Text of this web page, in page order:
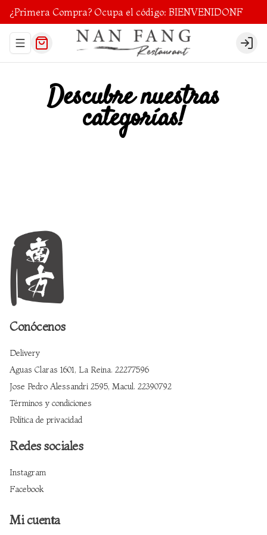
¿Primera Compra? Ocupa el código: BIENVENIDONF
Abrir menu de navegación Login
Descubre nuestras
categorías!
Colaciones
Conócenos
Delivery
Aguas Claras 1601, La Reina. 22277596
Jose Pedro Alessandri 2595, Macul. 22390792
Términos y condiciones
Política de privacidad
Redes sociales
Instagram
Facebook
Mi cuenta